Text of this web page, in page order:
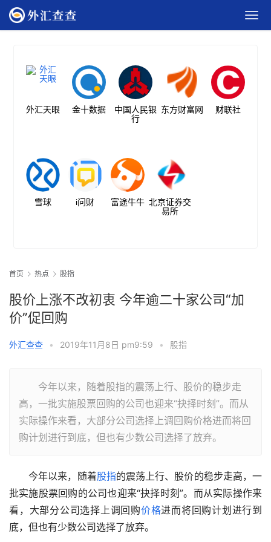
外汇天眼 金十数据
中国人民银
行
东方财富网 财联社
雪球 i问财 富途牛牛 北京证券交
易所
首页 热点 股指
股价上涨不改初衷 今年逾二十家公司“加
价”促回购
外汇查查 • 2019年11月8日 pm9:59 • 股指
今年以来，随着股指的震荡上行、股价的稳步走
高，一批实施股票回购的公司也迎来“抉择时刻”。而从
实际操作来看，大部分公司选择上调回购价格进而将回
购计划进行到底，但也有少数公司选择了放弃。
今年以来，随着股指的震荡上行、股价的稳步走高，一
批实施股票回购的公司也迎来“抉择时刻”。而从实际操作来
看，大部分公司选择上调回购价格进而将回购计划进行到
底，但也有少数公司选择了放弃。